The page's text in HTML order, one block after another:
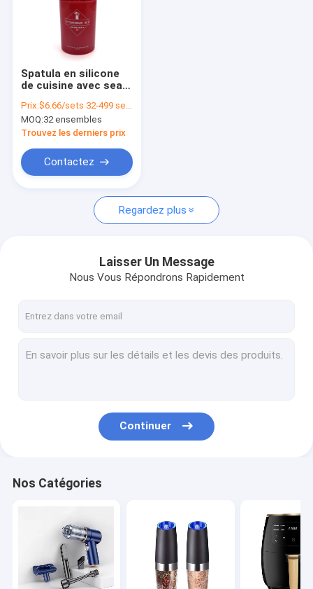
A propos de nous
Contrôle de la qualité
Contact
Outils de nettoyage électriques
Appareils de qualité de l'air
support de stockage de cuisine
Spatula en silicone
de cuisine avec seau
pièces ustensiles de
cuisine de
boulangerie
Prix:$6.66/sets 32-499 sets
MOQ:32 ensembles
Trouvez les derniers prix
Contactez
Regardez plus
Laisser Un Message
Nous Vous Répondrons Rapidement
Continuer
Nos Catégories